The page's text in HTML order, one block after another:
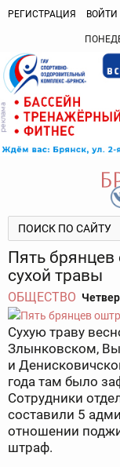
РЕГИСТРАЦИЯ ВОЙТИ
Пять
сухой травы
ОБЩЕСТВО
Сухую траву
Злынковском,
и
года там было
Сотрудники
составили 5
отношении
штраф.